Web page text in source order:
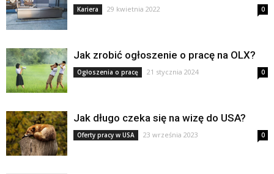
Kariera 29 kwietnia 2022 0
Jak zrobić ogłoszenie o pracę na OLX?
Ogłoszenia o pracę 21 stycznia 2024 0
Jak długo czeka się na wizę do USA?
Oferty pracy w USA 23 września 2023 0